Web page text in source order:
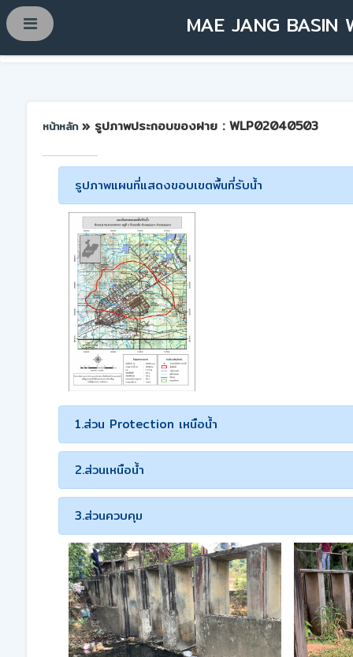
MAE JANG BASIN
หน้าหลัก » รูปภาพประกอบของฝาย : WLP02040503
รูปภาพแผนที่แสดงขอบเขตพื้นที่รับน้ำ
1.ส่วน Protection เหนือน้ำ
2.ส่วนเหนือน้ำ
3.ส่วนควบคุม